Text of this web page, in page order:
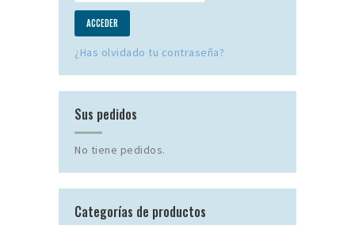
¿Has olvidado tu contraseña?
Sus pedidos
No tiene pedidos.
Categorías de productos